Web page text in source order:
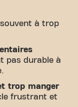
à trop
pas durable à
trop manger
frustrant et